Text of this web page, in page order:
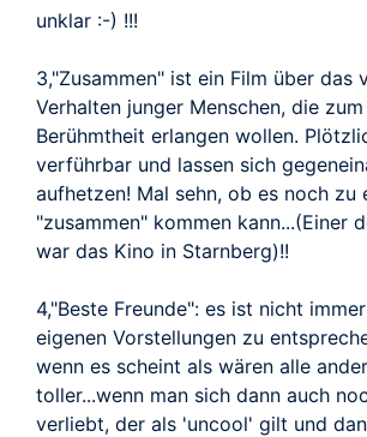
unklar :-) !!!
3,"Zusammen" ist ein Film über das
Verhalten junger Menschen, die
Berühmtheit erlangen wollen.
verführbar und lassen sich
aufhetzen! Mal sehn, ob es noch zu
"zusammen" kommen kann...(Einer
war das Kino in Starnberg)!!
4,"Beste Freunde": es ist nicht
eigenen Vorstellungen zu
wenn es scheint als wären alle
toller...wenn man sich dann auch
verliebt, der als 'uncool' gilt und